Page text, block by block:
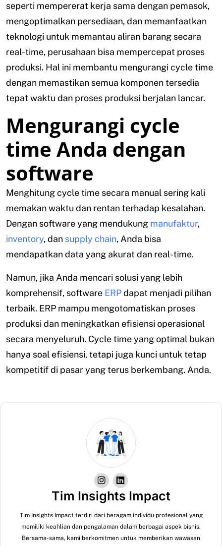
seperti mempererat kerja sama dengan pemasok,
mengoptimalkan persediaan, dan memanfaatkan
teknologi untuk memantau aliran barang secara
real-time, perusahaan bisa mempercepat proses
produksi. Hal ini membantu mengurangi cycle time
dengan memastikan semua komponen tersedia
tepat waktu dan proses produksi berjalan lancar.
Mengurangi cycle
time Anda dengan
software
Menghitung cycle time secara manual sering kali
memakan waktu dan rentan terhadap kesalahan.
Dengan software yang mendukung manufaktur,
inventory, dan supply chain, Anda bisa
mendapatkan data yang akurat dan real-time.
Namun, jika Anda mencari solusi yang lebih
komprehensif, software ERPdapat menjadi pilihan
terbaik. ERP mampu mengotomatiskan proses
produksi dan meningkatkan efisiensi operasional
secara menyeluruh. Cycle time yang optimal bukan
hanya soal efisiensi, tetapi juga kunci untuk tetap
kompetitif di pasar yang terus berkembang. Anda.
Tim Insights Impact
Tim Insights Impact terdiri dari beragam individu profesional yang
memiliki keahlian dan pengalaman dalam berbagai aspek bisnis.
Bersama-sama, kami berkomitmen untuk memberikan wawasan